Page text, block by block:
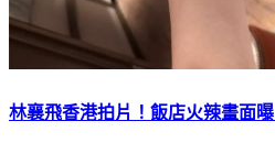
林襄飛香港拍片！飯店火辣畫面